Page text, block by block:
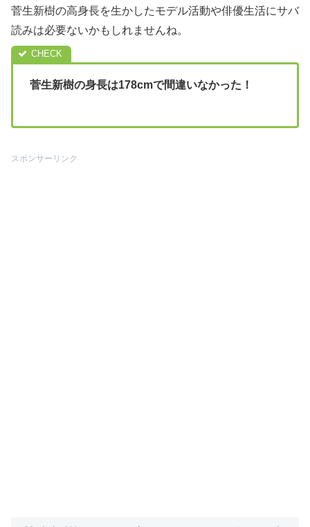
菅生新樹の高身長を生かしたモデル活動や俳優生活にサバ
読みは必要ないかもしれませんね。
菅生新樹の身長は178cmで間違いなかった！
スポンサーリンク